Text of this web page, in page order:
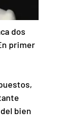
dos
primer
bien